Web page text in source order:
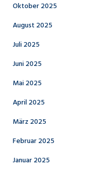
Oktober 2025
August 2025
Juli 2025
Juni 2025
Mai 2025
April 2025
März 2025
Februar 2025
Januar 2025